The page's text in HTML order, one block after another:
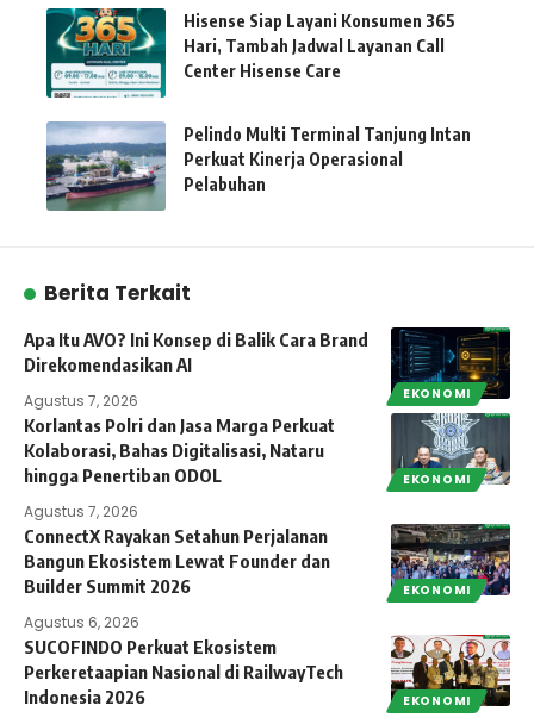
Hisense Siap Layani Konsumen 365
Hari, Tambah Jadwal Layanan Call
Center Hisense Care
Pelindo Multi Terminal Tanjung Intan
Perkuat Kinerja Operasional
Pelabuhan
Berita Terkait
EKONOMI
Apa Itu AVO? Ini Konsep di Balik Cara Brand
Direkomendasikan AI
Agustus 7, 2026
EKONOMI
Korlantas Polri dan Jasa Marga Perkuat
Kolaborasi, Bahas Digitalisasi, Nataru
hingga Penertiban ODOL
Agustus 7, 2026
EKONOMI
ConnectX Rayakan Setahun Perjalanan
Bangun Ekosistem Lewat Founder dan
Builder Summit 2026
Agustus 6, 2026
EKONOMI
SUCOFINDO Perkuat Ekosistem
Perkeretaapian Nasional di RailwayTech
Indonesia 2026